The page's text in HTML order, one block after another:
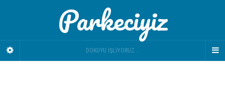
Parkeciyiz
DOKUYU İŞLIYORUZ...